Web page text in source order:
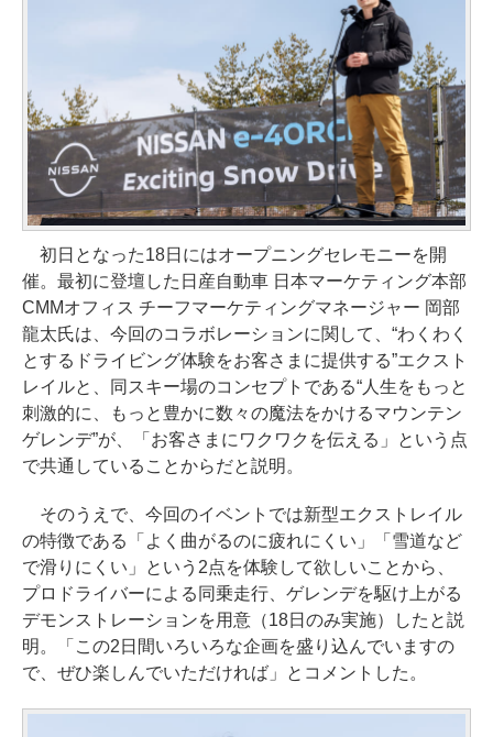
初日となった18日にはオープニングセレモニーを開
催。最初に登壇した日産自動車 日本マーケティング本部
CMMオフィス チーフマーケティングマネージャー 岡部
龍太氏は、今回のコラボレーションに関して、“わくわく
とするドライビング体験をお客さまに提供する”エクスト
レイルと、同スキー場のコンセプトである“人生をもっと
刺激的に、もっと豊かに数々の魔法をかけるマウンテン
ゲレンデ”が、「お客さまにワクワクを伝える」という点
で共通していることからだと説明。
そのうえで、今回のイベントでは新型エクストレイル
の特徴である「よく曲がるのに疲れにくい」「雪道など
で滑りにくい」という2点を体験して欲しいことから、
プロドライバーによる同乗走行、ゲレンデを駆け上がる
デモンストレーションを用意（18日のみ実施）したと説
明。「この2日間いろいろな企画を盛り込んでいますの
で、ぜひ楽しんでいただければ」とコメントした。